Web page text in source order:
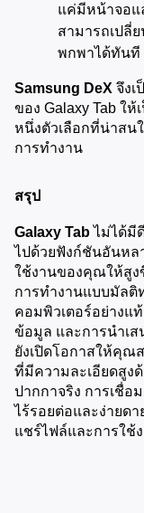
แค่มีหน้าจอ
สามารถเปลี่
พกพาได้ทันที
Samsung DeX จึง
ของ Galaxy Tab ใ
หนึ่งตัวเลือกที่น่าสน
การทำงาน
สรุป
Galaxy Tab ไม่ได้มี
ไปด้วยฟังก์ชันอันหล
ใช้งานของคุณให้สูง
การทำงานแบบมัล
คอมพิวเตอร์อย่างแ
ข้อมูล และการนำเ
ยังเปิดโอกาสให้คุณ
ที่มีความละเอียดสูง
ปากกาจริง การเชื่อ
ไร้รอยต่อและง่ายด
แชร์ไฟล์และการใช้